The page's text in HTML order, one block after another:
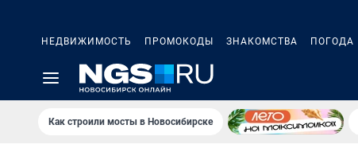
НЕДВИЖИМОСТЬ ПРОМОКОДЫ ЗНАКОМСТВА ПОГОДА
Как строили мосты в Новосибирске